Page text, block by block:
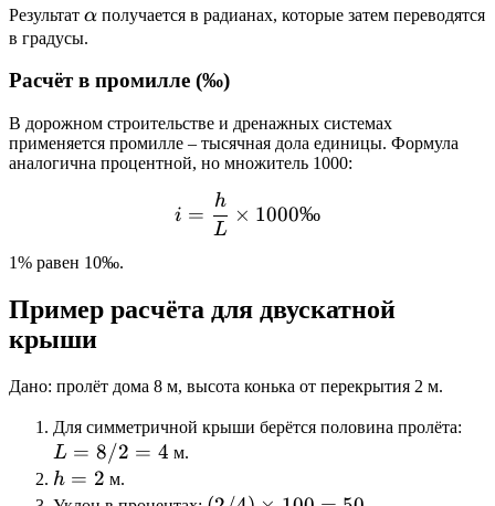
Результат \alpha
α получается в радианах, которые затем переводятся
в градусы.
Расчёт в промилле (‰)
В дорожном строительстве и дренажных системах
применяется промилле – тысячная дола единицы. Формула
аналогична процентной, но множитель 1000:
i = \frac{h}{L} \times
i =
L
h
× 1000‰
1% равен 10‰.
Пример расчёта для двускатной
крыши
Дано: пролёт дома 8 м, высота конька от перекрытия 2 м.
Для симметричной крыши берётся половина пролёта:
L = 8/2 = 4 м.
h
h = 2 м.